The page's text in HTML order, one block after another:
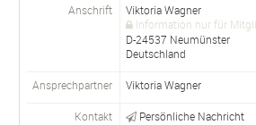
Anschrift
Viktoria Wagner
Information nur für
D-24537 Neumünster
Deutschland
Ansprechpartner ViktoriaWagner
Kontakt Persönliche Nachricht